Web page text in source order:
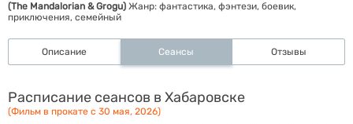
(The Mandalorian & Grogu) Жанр: фантастика, фэнтези, боевик,
приключения, семейный
Описание Сеансы Отзывы
Расписание сеансов в Хабаровске
(Фильм в прокате с 30 мая, 2026)